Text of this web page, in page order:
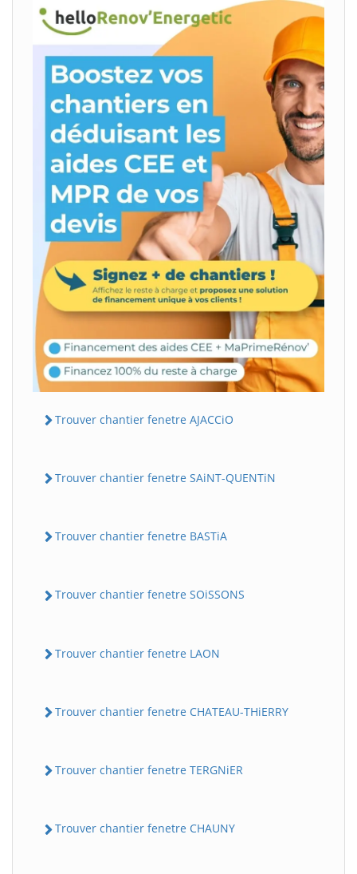
Trouver chantier fenetre AJACCiO
Trouver chantier fenetre SAiNT-QUENTiN
Trouver chantier fenetre BASTiA
Trouver chantier fenetre SOiSSONS
Trouver chantier fenetre LAON
Trouver chantier fenetre CHATEAU-THiERRY
Trouver chantier fenetre TERGNiER
Trouver chantier fenetre CHAUNY